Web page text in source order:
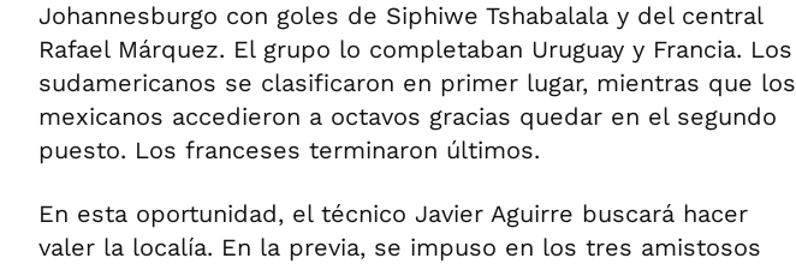
Johannesburgo con goles de Siphiwe Tshabalala y del central
Rafael Márquez. El grupo lo completaban Uruguay y Francia. Los
sudamericanos se clasificaron en primer lugar, mientras que los
mexicanos accedieron a octavos gracias quedar en el segundo
puesto. Los franceses terminaron últimos.
En esta oportunidad, el técnico Javier Aguirre buscará hacer
valer la localía. En la previa, se impuso en los tres amistosos